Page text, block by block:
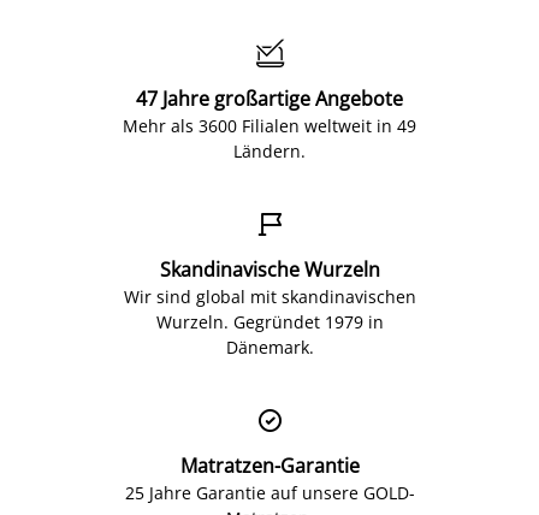

47 Jahre großartige Angebote
Mehr als 3600 Filialen weltweit in 49
Ländern.

Skandinavische Wurzeln
Wir sind global mit skandinavischen
Wurzeln. Gegründet 1979 in
Dänemark.

Matratzen-Garantie
25 Jahre Garantie auf unsere GOLD-